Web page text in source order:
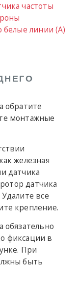
частоты
белые линии (A)
обратите
монтажные
железная
датчика
датчика
все
крепление.
обязательно
фиксации в
При
быть